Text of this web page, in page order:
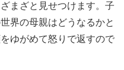
まざと見せつけます。子
界の母親はどうなるかと
ゆがめて怒りで返すので